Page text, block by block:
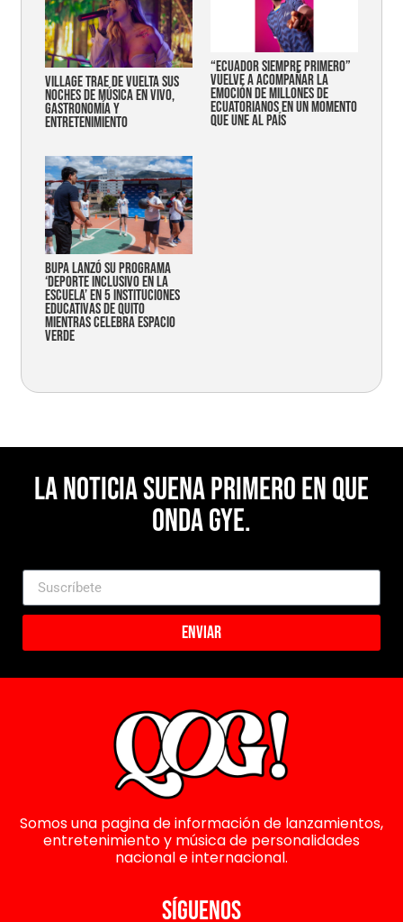
Village trae de vuelta sus
noches de música en vivo,
gastronomía y
entretenimiento
“Ecuador siempre primero”
vuelve a acompañar la
emoción de millones de
ecuatorianos en un momento
que une al país
Bupa lanzó su programa
‘Deporte Inclusivo en la
Escuela’ en 5 instituciones
educativas de Quito
mientras celebra espacio
verde
La noticia suena primero en Que
Onda Gye.
Enviar
Somos una pagina de información de lanzamientos,
entretenimiento y música de personalidades
nacional e internacional.
SÍGUENOS